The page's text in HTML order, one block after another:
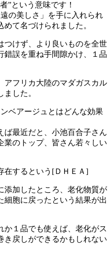
”という意味です！
の美しさ」を手に入れられ
て名づけられました。
つけず、より良いものを全世
錯誤を重ね手間隙かけ、１品
アフリカ大陸のマダガスカル
した。
ベアージュとはどんな効果
ば最近だと、小池百合子さん
業のトップ、皆さん若々しい
在するという[ＤＨＥＡ]
添加したところ、老化物質が
細胞に戻ったという結果が出
か１品でも使えば、老化がス
き戻しができるかもしれない